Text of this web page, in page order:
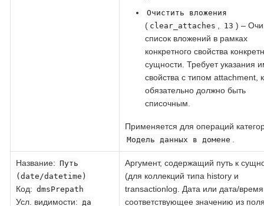
Очистить вложения
( clear_attaches 13 ) –
список вложений в рамках
конкретного свойства
сущности. Требует указания
свойства с типом attachment,
обязательно должно быть
списочным.
Применяется для операций
Модель данных в домене
Название: Путь
(date/datetime)
Код: dmsPrepath
Усл. видимости: да
Аргумент, содержащий путь к
(для коллекций типа history и
transactionlog. Дата или дата/время
соответствующее значению из